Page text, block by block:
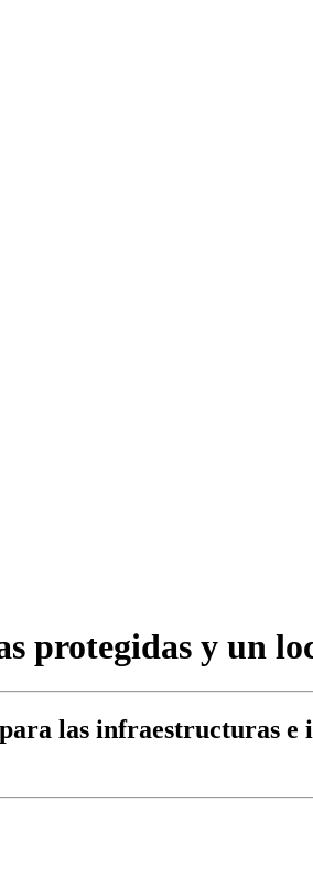
protegidas y un
las infraestructuras e